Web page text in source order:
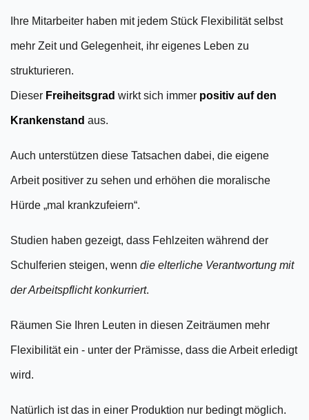
Ihre Mitarbeiter haben mit jedem Stück Flexibilität selbst
mehr Zeit und Gelegenheit, ihr eigenes Leben zu
strukturieren.
Dieser Freiheitsgrad wirkt sich immer positiv auf den
Krankenstand aus.
Auch unterstützen diese Tatsachen dabei, die eigene
Arbeit positiver zu sehen und erhöhen die moralische
Hürde „mal krankzufeiern“.
Studien haben gezeigt, dass Fehlzeiten während der
Schulferien steigen, wenn die elterliche Verantwortung mit
der Arbeitspflicht konkurriert.
Räumen Sie Ihren Leuten in diesen Zeiträumen mehr
Flexibilität ein - unter der Prämisse, dass die Arbeit erledigt
wird.
Natürlich ist das in einer Produktion nur bedingt möglich.